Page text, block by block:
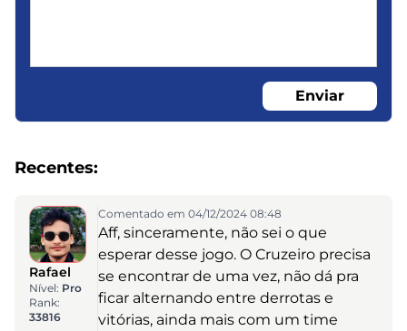
Enviar
Recentes:
Rafael
Nível: Pro
Rank:
33816
Comentado em 04/12/2024 08:48
Aff, sinceramente, não sei o que
esperar desse jogo. O Cruzeiro precisa
se encontrar de uma vez, não dá pra
ficar alternando entre derrotas e
vitórias, ainda mais com um time